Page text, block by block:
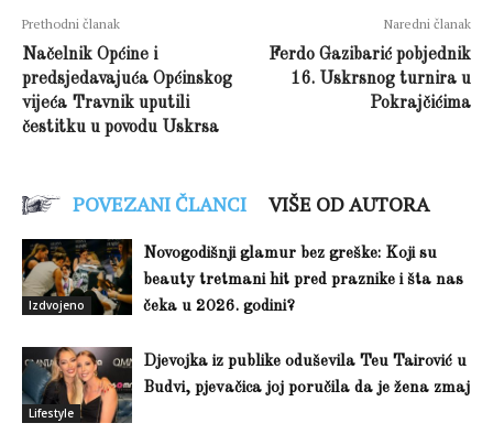
Prethodni članak
Načelnik Općine i
predsjedavajuća Općinskog
vijeća Travnik uputili
čestitku u povodu Uskrsa
Naredni članak
Ferdo Gazibarić pobjednik
16. Uskrsnog turnira u
Pokrajčićima
POVEZANI ČLANCI VIŠE OD AUTORA
Izdvojeno
Novogodišnji glamur bez greške: Koji su
beauty tretmani hit pred praznike i šta nas
čeka u 2026. godini?
Lifestyle
Djevojka iz publike oduševila Teu Tairović u
Budvi, pjevačica joj poručila da je žena zmaj